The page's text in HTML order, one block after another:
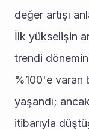
değer artışı
İlk yükselişin
trendi
%100'e varan
yaşandı;
itibarıyla